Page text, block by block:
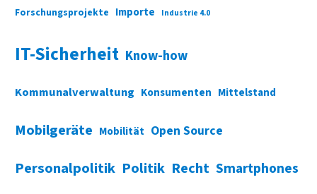
Forschungsprojekte Importe Industrie 4.0
IT-Sicherheit Know-how
Kommunalverwaltung Konsumenten Mittelstand
Mobilgeräte Mobilität Open Source
Personalpolitik Politik Recht Smartphones